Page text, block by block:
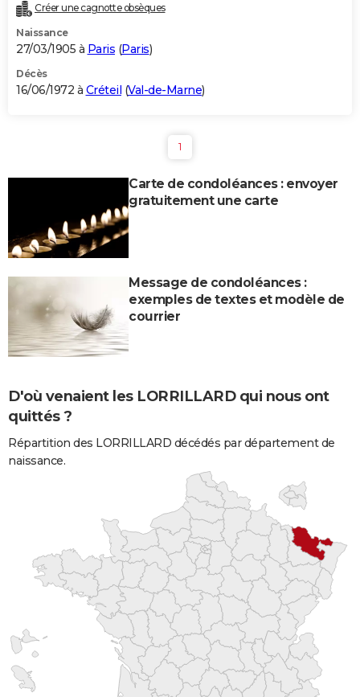
Créer une cagnotte obsèques
Naissance
27/03/1905 à Paris (Paris)
Décès
16/06/1972 à Créteil (Val-de-Marne)
1
Carte de condoléances : envoyer
gratuitement une carte
Message de condoléances :
exemples de textes et modèle de
courrier
D'où venaient les LORRILLARD qui nous ont
quittés ?
Répartition des LORRILLARD décédés par département de
naissance.